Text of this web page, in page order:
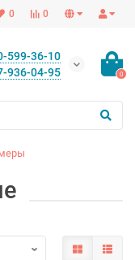
0
0
599-36-10
936-04-95
0